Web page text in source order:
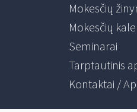
Mokesčių
Mokesčių
Seminarai
Tarptautinis
Kontaktai /